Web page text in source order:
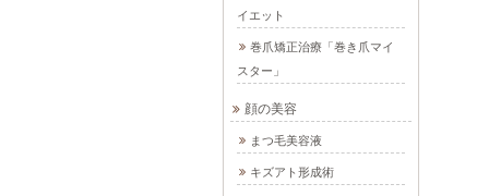
イエット
巻爪矯正治療「巻き爪マイ
スター」
顔の美容
まつ毛美容液
キズアト形成術